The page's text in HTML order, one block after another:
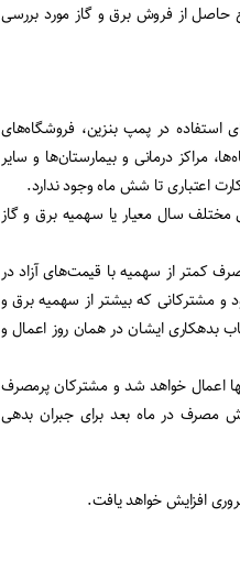
حاصل از فروش برق و گاز مورد بررسی
در پمپ بنزین، فروشگاه‌های
مراکز درمانی و بیمارستان‌ها و سایر
اعتباری تا شش ماه وجود ندارد.
سال معیار یا سهمیه برق و گاز
کمتر از سهمیه با قیمت‌های آزاد در
و مشترکانی که بیشتر از سهمیه برق و
بدهکاری ایشان در همان روز اعمال و
اعمال خواهد شد و مشترکان پرمصرف
مصرف در ماه بعد برای جبران بدهی